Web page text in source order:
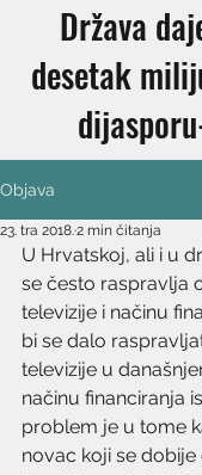
Država
desetak
Objava
23. tra 2018.2 min čitanja
U Hrvatskoj, ali i u
se često raspravlja
televizije i načinu
bi se dalo
televizije u
načinu financiranja
problem je u tome
novac koji se dobije